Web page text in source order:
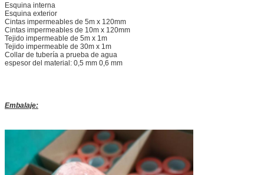
Esquina interna
Esquina exterior
Cintas impermeables de 5m x 120mm
Cintas impermeables de 10m x 120mm
Tejido impermeable de 5m x 1m
Tejido impermeable de 30m x 1m
Collar de tubería a prueba de agua
espesor del material: 0,5 mm 0,6 mm
Embalaje: